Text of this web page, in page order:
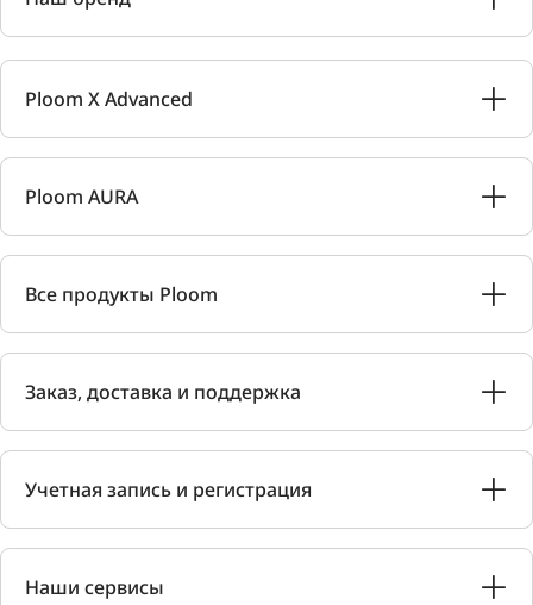
Ploom X Advanced
Ploom AURA
Все продукты Ploom
Заказ, доставка и поддержка
Учетная запись и регистрация
Наши сервисы